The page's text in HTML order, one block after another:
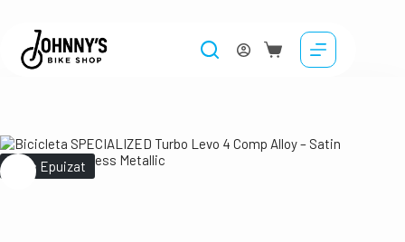
Stoc Epuizat